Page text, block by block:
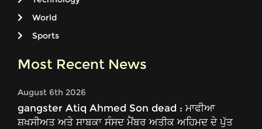
World
Sports
Most Recent News
August 6th 2026
gangster Atiq Ahmed Son dead : ਮਾਫੀਆ
ਸ਼ਖਸੀਅਤ ਅਤੇ ਸਾਬਕਾ ਸੰਸਦ ਮੈਂਬਰ ਅਤੀਕ ਅਹਿਮਦ ਦੇ ਪੁੱਤ